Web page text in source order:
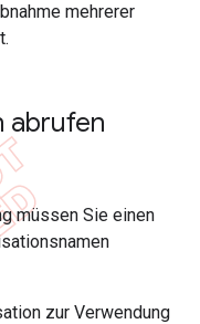
mehrerer
abrufen
müssen Sie einen
zur Verwendung